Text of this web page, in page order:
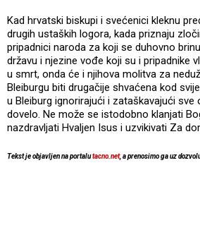
Kad hrvatski biskupi i svećenici kleknu
drugih ustaških logora, kada priznaju
pripadnici naroda za koji se duhovno
državu i njezine vođe koji su i pripadnike
u smrt, onda će i njihova molitva za
Bleiburgu biti drugačije shvaćena kod
u Bleiburg ignorirajući i zataškavajući
dovelo. Ne može se istodobno klanjati
nazdravljati Hvaljen Isus i uzvikivati Za
Tekst je objavljen na portalutacno.net, a prenosimo ga uz